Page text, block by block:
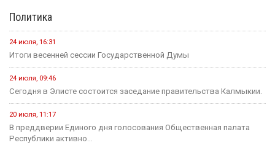
Политика
24 июля, 16:31
Итоги весенней сессии Государственной Думы
24 июля, 09:46
Сегодня в Элисте состоится заседание правительства Калмыкии.
20 июля, 11:17
В преддверии Единого дня голосования Общественная палата
Республики активно...